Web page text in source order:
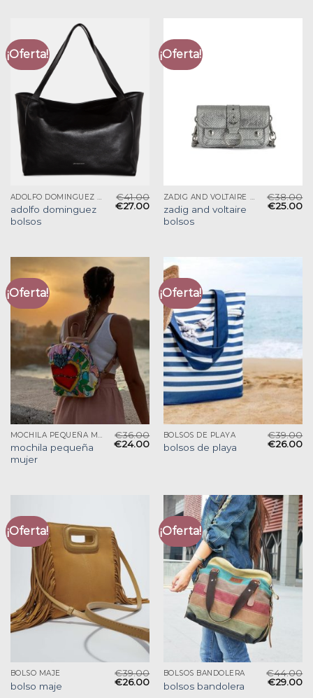
¡Oferta!
ADOLFO DOMINGUEZ BOLSOS
adolfo dominguez
bolsos
€41.00
€27.00
¡Oferta!
ZADIG AND VOLTAIRE BOLSOS
zadig and voltaire
bolsos
€38.00
€25.00
¡Oferta!
MOCHILA PEQUEÑA MUJER
mochila pequeña
mujer
€36.00
€24.00
¡Oferta!
BOLSOS DE PLAYA
bolsos de playa
€39.00
€26.00
¡Oferta!
BOLSO MAJE
bolso maje
€39.00
€26.00
¡Oferta!
BOLSOS BANDOLERA
bolsos bandolera
€44.00
€29.00